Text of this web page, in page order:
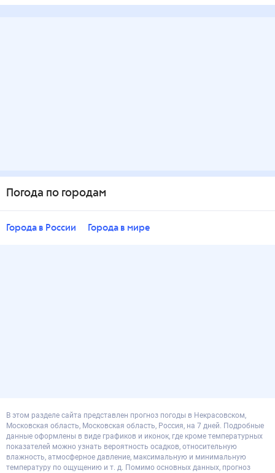
Погода по городам
Города в России Города в мире
В этом разделе сайта представлен прогноз погоды в Некрасовском,
Московская область, Московская область, Россия, на 7 дней. Подробные
данные оформлены в виде графиков и иконок, где кроме температурных
показателей можно узнать вероятность осадков, относительную
влажность, атмосферное давление, максимальную и минимальную
температуру по ощущению и т. д. Помимо основных данных, прогноз